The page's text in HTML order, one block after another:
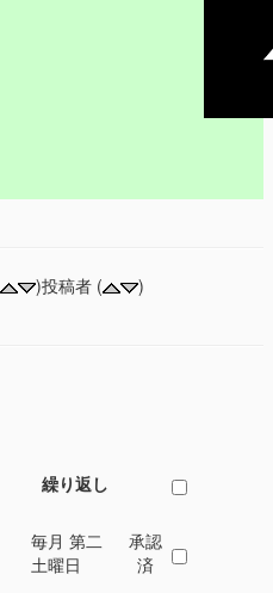
)投稿者 (
)
繰り返し
毎月 第二
土曜日
承認
済